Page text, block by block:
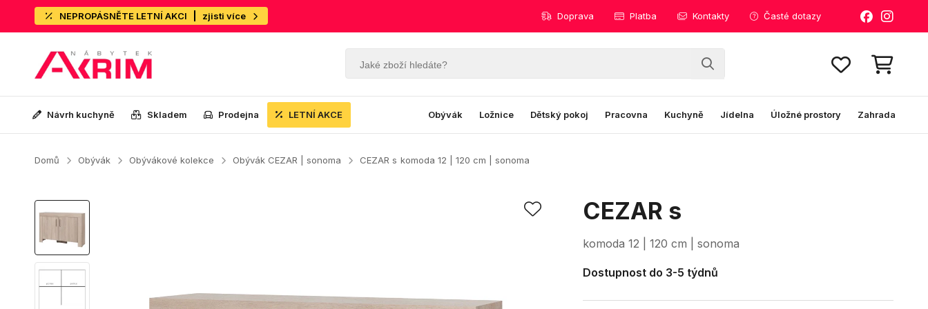
NEPROPÁSNĚTE LETNÍ AKCI zjisti více Doprava Platba Kontakty Časté dotazy
Návrh kuchyně Skladem Prodejna LETNÍ AKCE Obývák Ložnice Dětský pokoj Pracovna Kuchyně Jídelna Úložné prostory Zahrada
Domů Obývák Obývákové kolekce Obývák CEZAR | sonoma CEZAR s komoda 12 | 120 cm | sonoma
CEZAR s
komoda 12 | 120 cm | sonoma
Dostupnost do 3-5 týdnů